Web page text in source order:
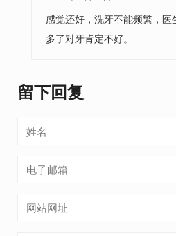
感觉还好，洗牙不能频繁，
多了对牙肯定不好。
留下回复